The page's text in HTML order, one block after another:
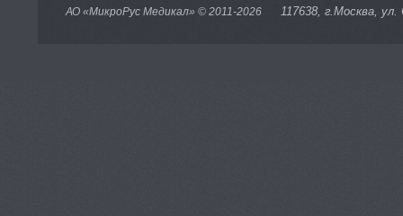
АО «МикроРус Медикал» © 2011-2026 117638, г.Москва, ул.